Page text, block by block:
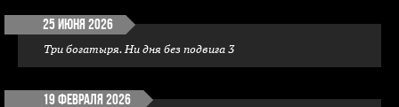
25 июня 2026
Три богатыря. Ни дня без подвига 3
19 февраля 2026